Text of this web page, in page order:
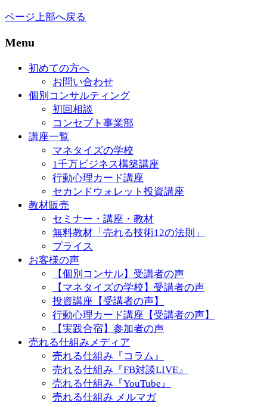
ページ上部へ戻る
Menu
初めての方へ
お問い合わせ
個別コンサルティング
初回相談
コンセプト事業部
講座一覧
マネタイズの学校
1千万ビジネス構築講座
行動心理カード講座
セカンドウォレット投資講座
教材販売
セミナー・講座・教材
無料教材「売れる技術12の法則」
プライス
お客様の声
【個別コンサル】受講者の声
【マネタイズの学校】受講者の声
投資講座【受講者の声】
行動心理カード講座【受講者の声】
【実践合宿】参加者の声
売れる仕組みメディア
売れる仕組み『コラム』
売れる仕組み『FB対談LIVE』
売れる仕組み『YouTube』
売れる仕組み メルマガ